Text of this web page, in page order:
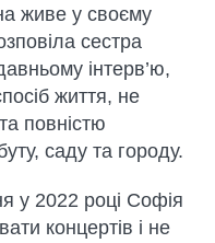
живе у своєму
сестра
інтерв’ю,
життя, не
повністю
саду та городу.
у 2022 році Софія
концертів і не